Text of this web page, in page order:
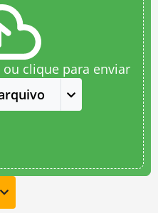
clique para enviar